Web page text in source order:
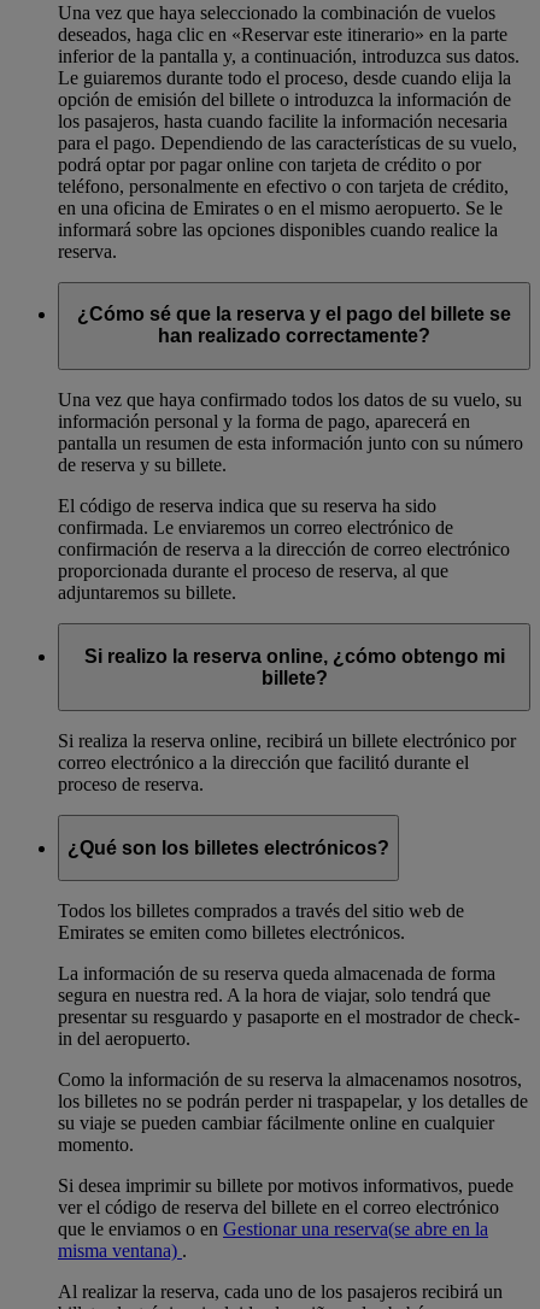
Una vez que haya seleccionado la combinación de vuelos
deseados, haga clic en «Reservar este itinerario» en la parte
inferior de la pantalla y, a continuación, introduzca sus datos.
Le guiaremos durante todo el proceso, desde cuando elija la
opción de emisión del billete o introduzca la información de
los pasajeros, hasta cuando facilite la información necesaria
para el pago. Dependiendo de las características de su vuelo,
podrá optar por pagar online con tarjeta de crédito o por
teléfono, personalmente en efectivo o con tarjeta de crédito,
en una oficina de Emirates o en el mismo aeropuerto. Se le
informará sobre las opciones disponibles cuando realice la
reserva.
¿Cómo sé que la reserva y el pago del billete se
han realizado correctamente?
Una vez que haya confirmado todos los datos de su vuelo, su
información personal y la forma de pago, aparecerá en
pantalla un resumen de esta información junto con su número
de reserva y su billete.
El código de reserva indica que su reserva ha sido
confirmada. Le enviaremos un correo electrónico de
confirmación de reserva a la dirección de correo electrónico
proporcionada durante el proceso de reserva, al que
adjuntaremos su billete.
Si realizo la reserva online, ¿cómo obtengo mi
billete?
Si realiza la reserva online, recibirá un billete electrónico por
correo electrónico a la dirección que facilitó durante el
proceso de reserva.
¿Qué son los billetes electrónicos?
Todos los billetes comprados a través del sitio web de
Emirates se emiten como billetes electrónicos.
La información de su reserva queda almacenada de forma
segura en nuestra red. A la hora de viajar, solo tendrá que
presentar su resguardo y pasaporte en el mostrador de check-
in del aeropuerto.
Como la información de su reserva la almacenamos nosotros,
los billetes no se podrán perder ni traspapelar, y los detalles de
su viaje se pueden cambiar fácilmente online en cualquier
momento.
Si desea imprimir su billete por motivos informativos, puede
ver el código de reserva del billete en el correo electrónico
que le enviamos o en Gestionar una reserva(se abre en la
misma ventana) .
Al realizar la reserva, cada uno de los pasajeros recibirá un